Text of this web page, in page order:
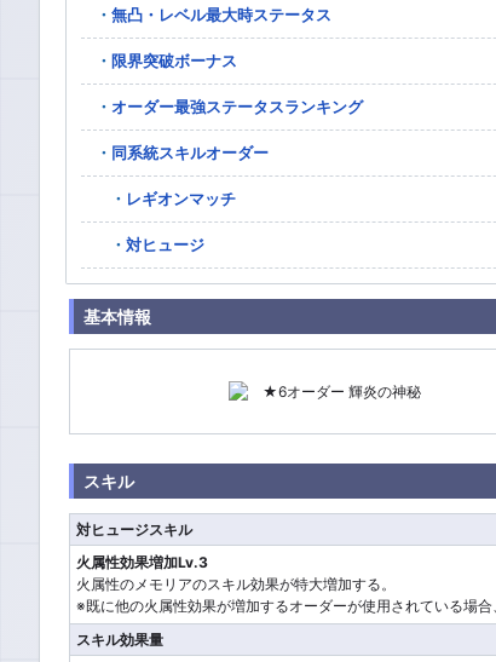
無凸・レベル最大時ステータス
限界突破ボーナス
オーダー最強ステータスランキング
同系統スキルオーダー
レギオンマッチ
対ヒュージ
基本情報
スキル
対ヒュージスキル
火属性効果増加Lv.3
火属性のメモリアのスキル効果が特大増加する。
※既に他の火属性効果が増加するオーダーが使用されている場合
スキル効果量